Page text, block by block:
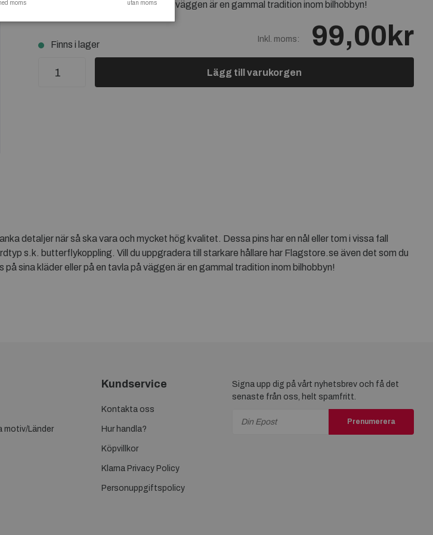
på sina kläder eller på en tavla på väggen är en gammal tradition inom bilhobbyn!
Finns i lager
Inkl. moms: 99,00kr
Lägg till varukorgen
detaljer när så ska vara och mycket hög kvalitet. Dessa pins har en nål eller tom i vissa fall
s.k. butterflykoppling. Vill du uppgradera till starkare hållare har Flagstore.se även det som du
sina kläder eller på en tavla på väggen är en gammal tradition inom bilhobbyn!
motiv/Länder
Kundservice
Kontakta oss
Hur handla?
Köpvillkor
Klarna Privacy Policy
Personuppgiftspolicy
Signa upp dig på vårt nyhetsbrev och få det
senaste från oss, helt spamfritt.
Prenumerera
moms utan moms